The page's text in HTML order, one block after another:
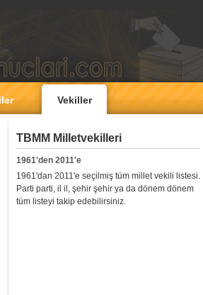
Vekiller
TBMM Milletvekilleri
1961'den 2011'e
1961'dan 2011'e seçilmiş tüm millet vekili listesi.
Parti parti, il il, şehir şehir ya da dönem dönem
tüm listeyi takip edebilirsiniz.